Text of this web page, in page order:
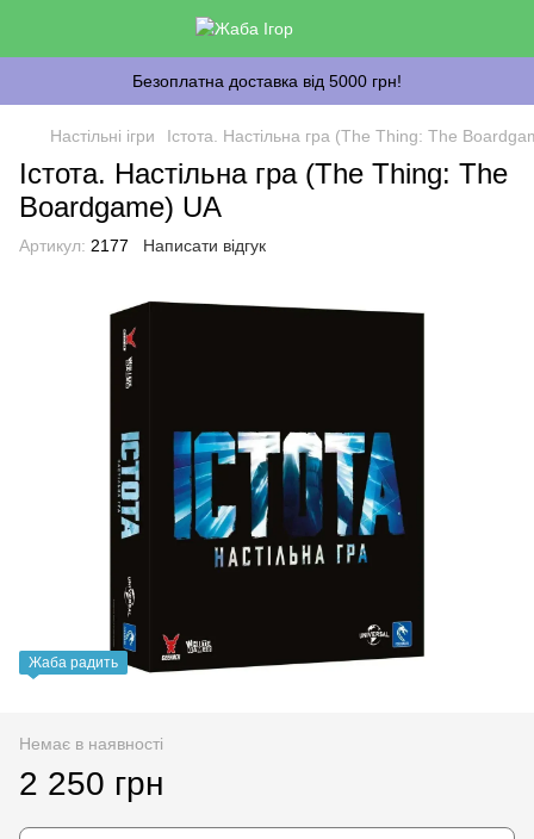
Безоплатна доставка від 5000 грн!
Настільні ігри Істота. Настільна гра (The Thing: The
Істота. Настільна гра (The Thing: The
Boardgame) UA
Артикул: 2177 Написати відгук
Жаба радить
Немає в наявності
2 250 грн